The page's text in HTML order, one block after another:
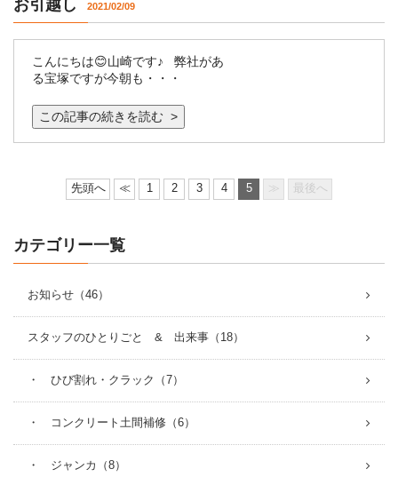
お引越し 2021/02/09
こんにちは😊山崎です♪ 弊社があ
る宝塚ですが今朝も・・・
この記事の続きを読む >
先頭へ ≪ 1 2 3 4 5 ≫ 最後へ
カテゴリー一覧
お知らせ（46）
スタッフのひとりごと & 出来事（18）
・ ひび割れ・クラック（7）
・ コンクリート土間補修（6）
・ ジャンカ（8）